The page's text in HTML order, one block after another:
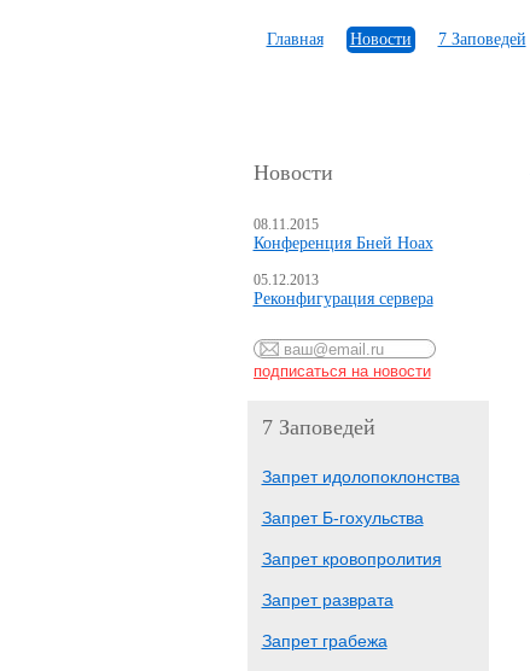
Главная Новости 7 Заповедей
Новости
08.11.2015
Конференция Бней Ноах
05.12.2013
Реконфигурация сервера
7 Заповедей
Запрет идолопоклонства
Запрет Б-гохульства
Запрет кровопролития
Запрет разврата
Запрет грабежа